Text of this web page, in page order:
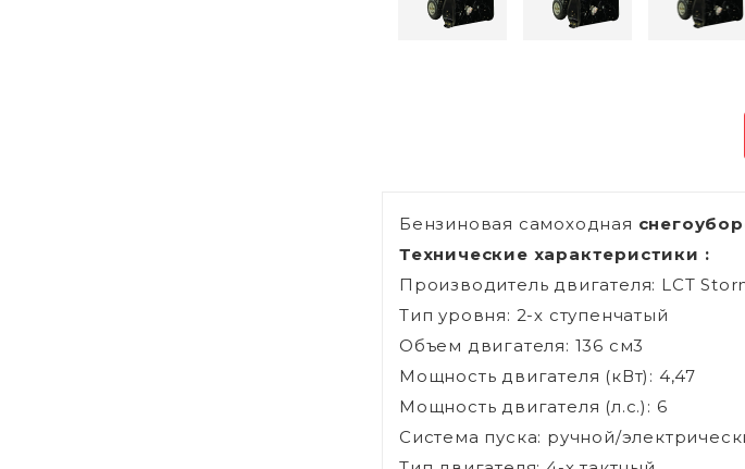
Бензиновая самоходная
Технические характеристики :
Производитель двигателя: LCT
Тип уровня: 2-х ступенчатый
Объем двигателя: 136 см3
Мощность двигателя (кВт): 4,47
Мощность двигателя (л.с.): 6
Система пуска: ручной/